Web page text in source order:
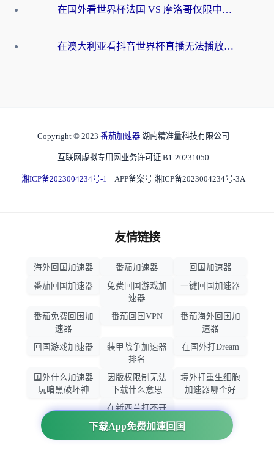
在国外看世界杯法国 VS 摩洛哥仅限中国大陆？别让地域限制拦下你的欢呼
在澳大利亚看抖音世界杯直播无法播放？海外党体育观赛终极指南来了！
下载App免费加速回国
Copyright © 2023 番茄加速器 湖南精准量科技有限公司
互联网虚拟专用网业务许可证 B1-20231050
湘ICP备2023004234号-1 APP备案号 湘ICP备2023004234号-3A
友情链接
海外回国加速器 番茄加速器
回国加速器
番茄回国加速器
免费回国游戏加
速器
一键回国加速器
番茄免费回国加
速器
番茄回国VPN
番茄海外回国加
速器
回国游戏加速器
装甲战争加速器
排名
在国外打Dream
国外什么加速器
玩暗黑破坏神
因版权限制无法
下载什么意思
境外打重生细胞
加速器哪个好
在新西兰打不开
大智慧怎么办